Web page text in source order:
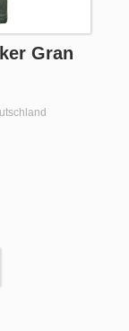
Gran